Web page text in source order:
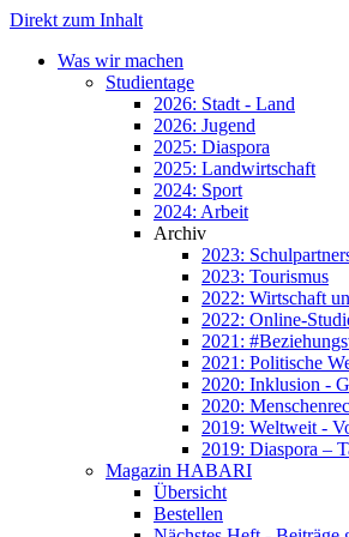
Direkt zum Inhalt
Was wir machen
Studientage
2026: Stadt - Land
2026: Jugend
2025: Diaspora
2025: Landwirtschaft
2024: Sport
2024: Arbeit
Archiv
2023:
2023: Tourismus
2022: Wirtschaft
2022: Online-
2021:
2021: Politische
2020: Inklusion -
2020:
2019: Weltweit -
2019: Diaspora –
Magazin HABARI
Übersicht
Bestellen